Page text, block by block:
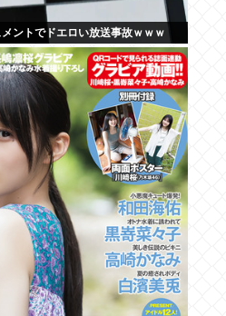
ントでドエロい放送事故ｗｗｗ